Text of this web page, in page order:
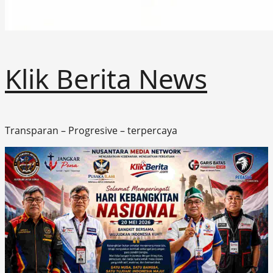
Klik Berita News
Transparan – Progresive – terpercaya